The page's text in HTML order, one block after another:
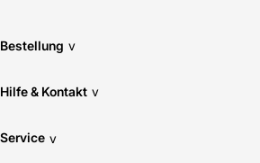
Bestellung v
Hilfe & Kontakt v
Service v